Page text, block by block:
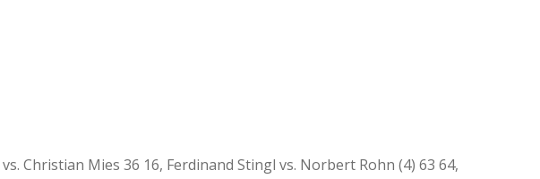
Christian Mies 36 16, Ferdinand Stingl vs. Norbert Rohn (4) 63 64,